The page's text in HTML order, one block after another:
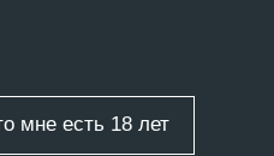
мне есть 18 лет